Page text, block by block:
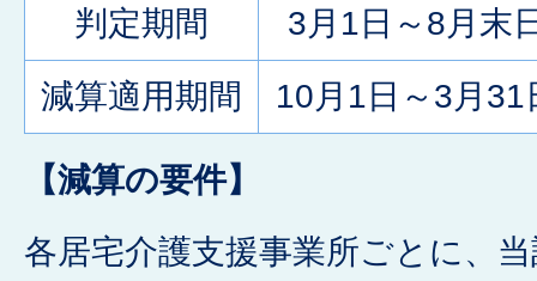
判定期間
3月1日～8月末
減算適用期間
10月1日～3月31
【減算の要件】
各居宅介護支援事業所ごとに、